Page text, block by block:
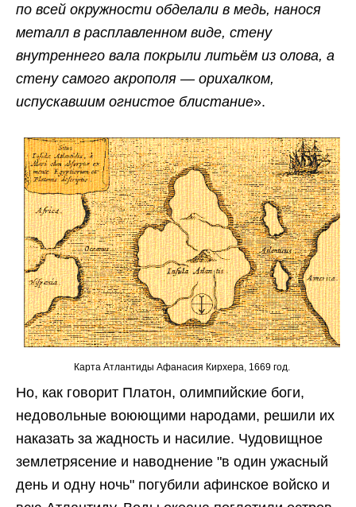
по всей окружности обделали в медь, нанося
металл в расплавленном виде, стену
внутреннего вала покрыли литьём из олова, а
стену самого акрополя — орихалком,
испускавшим огнистое блистание».
Карта Атлантиды Афанасия Кирхера, 1669 год.
Но, как говорит Платон, олимпийские боги,
недовольные воюющими народами, решили их
наказать за жадность и насилие. Чудовищное
землетрясение и наводнение "в один ужасный
день и одну ночь" погубили афинское войско и